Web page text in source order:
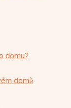
domu?
domě